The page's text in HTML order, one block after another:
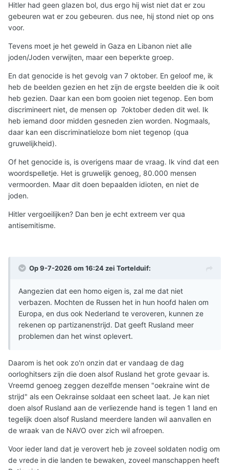
Hitler had geen glazen bol, dus ergo hij wist niet dat er zou
gebeuren wat er zou gebeuren. dus nee, hij stond niet op ons
voor.
Tevens moet je het geweld in Gaza en Libanon niet alle
joden/Joden verwijten, maar een beperkte groep.
En dat genocide is het gevolg van 7 oktober. En geloof me, ik
heb de beelden gezien en het zijn de ergste beelden die ik ooit
heb gezien. Daar kan een bom gooien niet tegenop. Een bom
discrimineert niet, de mensen op 7oktober deden dit wel. Ik
heb iemand door midden gesneden zien worden. Nogmaals,
daar kan een discriminatieloze bom niet tegenop (qua
gruwelijkheid).
Of het genocide is, is overigens maar de vraag. Ik vind dat een
woordspelletje. Het is gruwelijk genoeg, 80.000 mensen
vermoorden. Maar dit doen bepaalden idioten, en niet de
joden.
Hitler vergoeilijken? Dan ben je echt extreem ver qua
antisemitisme.
Op 9-7-2026 om 16:24 zei Tortelduif:
Aangezien dat een homo eigen is, zal me dat niet
verbazen. Mochten de Russen het in hun hoofd halen om
Europa, en dus ook Nederland te veroveren, kunnen ze
rekenen op partizanenstrijd. Dat geeft Rusland meer
problemen dan het winst oplevert.
Daarom is het ook zo'n onzin dat er vandaag de dag
oorloghitsers zijn die doen alsof Rusland het grote gevaar is.
Vreemd genoeg zeggen dezelfde mensen "oekraine wint de
strijd" als een Oekrainse soldaat een scheet laat. Je kan niet
doen alsof Rusland aan de verliezende hand is tegen 1 land en
tegelijk doen alsof Rusland meerdere landen wil aanvallen en
de wraak van de NAVO over zich wil afroepen.
Voor ieder land dat je verovert heb je zoveel soldaten nodig om
de vrede in die landen te bewaken, zoveel manschappen heeft